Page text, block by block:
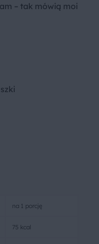
– tak mówią moi
na 1 porcję
75 kcal